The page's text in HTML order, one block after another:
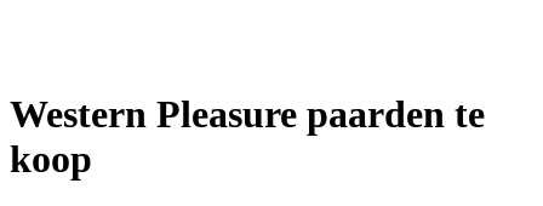
Western Pleasure paarden te
koop